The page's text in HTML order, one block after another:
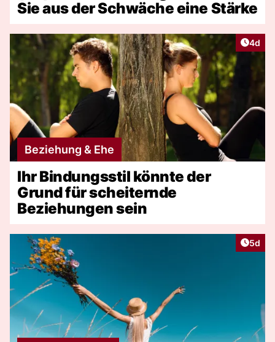
Sie aus der Schwäche eine Stärke
4d
Beziehung & Ehe
Ihr Bindungsstil könnte der
Grund für scheiternde
Beziehungen sein
5d